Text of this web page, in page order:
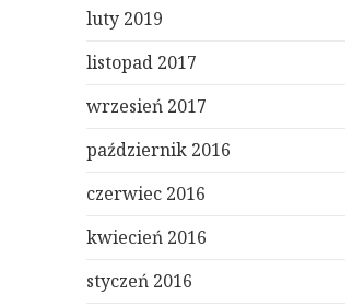
luty 2019
listopad 2017
wrzesień 2017
październik 2016
czerwiec 2016
kwiecień 2016
styczeń 2016